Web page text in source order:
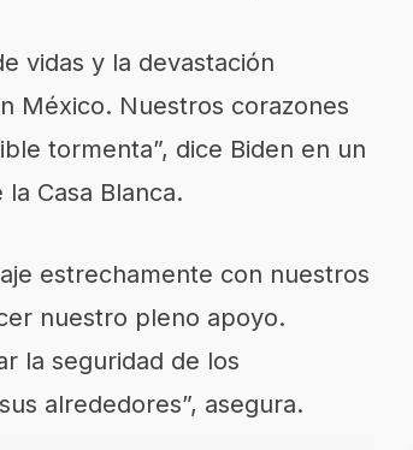
vidas y la devastación
México. Nuestros corazones
tormenta”, dice Biden en un
Casa Blanca.
estrechamente con nuestros
nuestro pleno apoyo.
la seguridad de los
alrededores”, asegura.